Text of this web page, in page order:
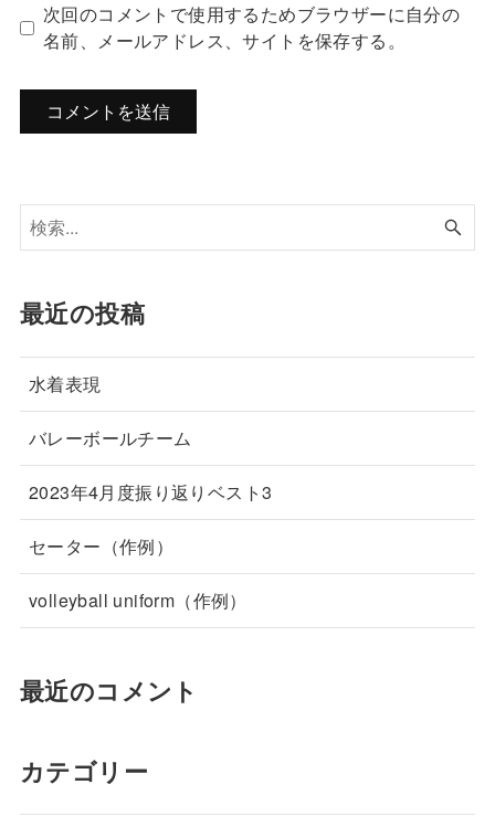
次回のコメントで使用するためブラウザーに自分の
名前、メールアドレス、サイトを保存する。
最近の投稿
水着表現
バレーボールチーム
2023年4月度振り返りベスト3
セーター（作例）
volleyball uniform（作例）
最近のコメント
カテゴリー